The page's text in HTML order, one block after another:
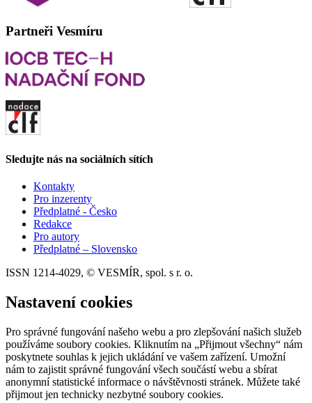
Partneři Vesmíru
Sledujte nás na sociálních sítích
Kontakty
Pro inzerenty
Předplatné - Česko
Redakce
Pro autory
Předplatné – Slovensko
ISSN 1214-4029, © VESMÍR, spol. s r. o.
Nastavení cookies
Pro správné fungování našeho webu a pro zlepšování našich služeb
používáme soubory cookies. Kliknutím na „Přijmout všechny“ nám
poskytnete souhlas k jejich ukládání ve vašem zařízení. Umožní
nám to zajistit správné fungování všech součástí webu a sbírat
anonymní statistické informace o návštěvnosti stránek. Můžete také
přijmout jen technicky nezbytné soubory cookies.